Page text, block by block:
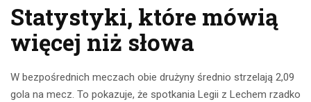
Statystyki, które mówią
więcej niż słowa
W bezpośrednich meczach obie drużyny średnio strzelają 2,09
gola na mecz. To pokazuje, że spotkania Legii z Lechem rzadko